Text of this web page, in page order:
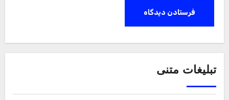
تبلیغات متنی